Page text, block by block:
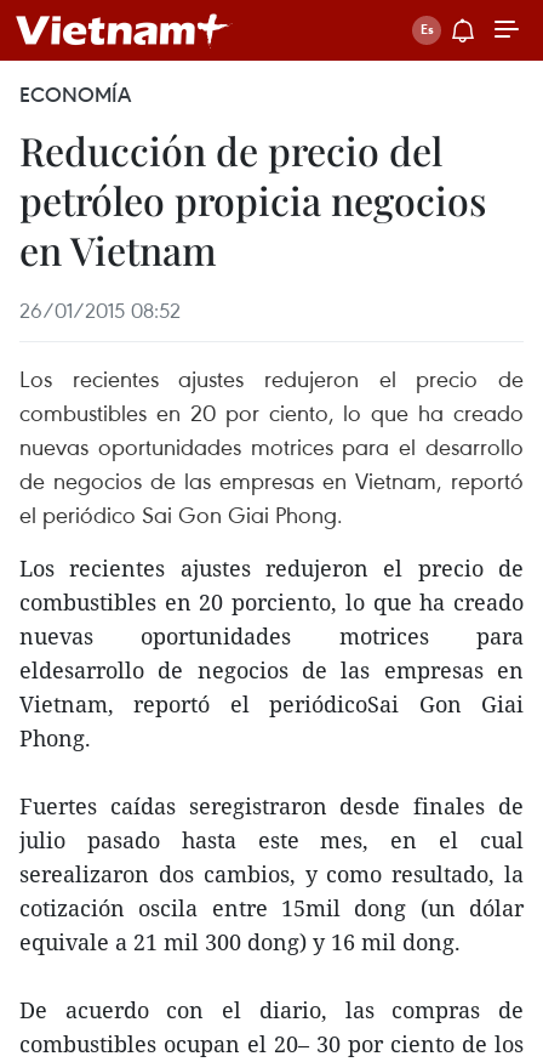
ECONOMÍA
Reducción de precio del
petróleo propicia negocios
en Vietnam
26/01/2015 08:52
Los recientes ajustes redujeron el precio de
combustibles en 20 por ciento, lo que ha creado
nuevas oportunidades motrices para el desarrollo
de negocios de las empresas en Vietnam, reportó
el periódico Sai Gon Giai Phong.
Los recientes ajustes redujeron el precio de
combustibles en 20 porciento, lo que ha creado
nuevas oportunidades motrices para
eldesarrollo de negocios de las empresas en
Vietnam, reportó el periódicoSai Gon Giai
Phong.
Fuertes caídas seregistraron desde finales de
julio pasado hasta este mes, en el cual
serealizaron dos cambios, y como resultado, la
cotización oscila entre 15mil dong (un dólar
equivale a 21 mil 300 dong) y 16 mil dong.
De acuerdo con el diario, las compras de
combustibles ocupan el 20– 30 por ciento de los